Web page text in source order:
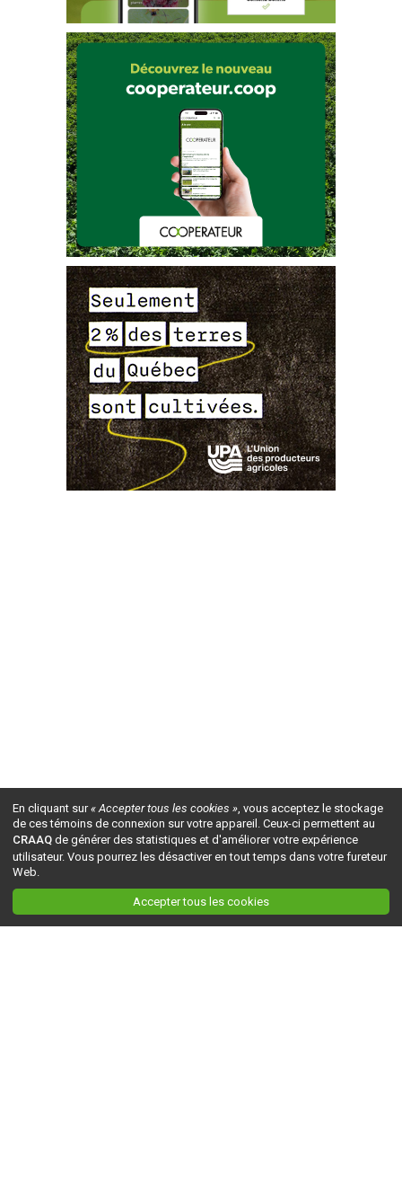
En cliquant sur« Accepter tous les cookies », vous acceptez le stockage
de ces témoins de connexion sur votre appareil. Ceux-ci permettent au
CRAAQ de générer des statistiques et d'améliorer votre expérience
utilisateur. Vous pourrez les désactiver en tout temps dans votre fureteur
Web.
Accepter tous les cookies